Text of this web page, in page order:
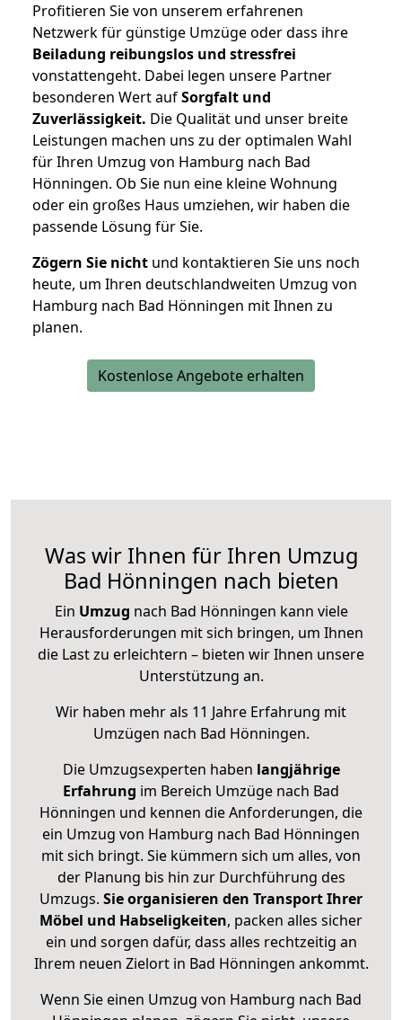
Profitieren Sie von unserem erfahrenen
Netzwerk für günstige Umzüge oder dass ihre
Beiladung reibungslos und stressfrei
vonstattengeht. Dabei legen unsere Partner
besonderen Wert aufSorgfalt und
Zuverlässigkeit. Die Qualität und unser breite
Leistungen machen uns zu der optimalen Wahl
für Ihren Umzug von Hamburg nach Bad
Hönningen. Ob Sie nun eine kleine Wohnung
oder ein großes Haus umziehen, wir haben die
passende Lösung für Sie.
Zögern Sie nicht und kontaktieren Sie uns noch
heute, um Ihren deutschlandweiten Umzug von
Hamburg nach Bad Hönningen mit Ihnen zu
planen.
Kostenlose Angebote erhalten
Was wir Ihnen für Ihren Umzug
Bad Hönningen nach bieten
Ein Umzug nach Bad Hönningen kann viele
Herausforderungen mit sich bringen, um Ihnen
die Last zu erleichtern – bieten wir Ihnen unsere
Unterstützung an.
Wir haben mehr als 11 Jahre Erfahrung mit
Umzügen nach Bad Hönningen.
Die Umzugsexperten haben langjährige
Erfahrung im Bereich Umzüge nach Bad
Hönningen und kennen die Anforderungen, die
ein Umzug von Hamburg nach Bad Hönningen
mit sich bringt. Sie kümmern sich um alles, von
der Planung bis hin zur Durchführung des
Umzugs. Sie organisieren den Transport Ihrer
Möbel und Habseligkeiten, packen alles sicher
ein und sorgen dafür, dass alles rechtzeitig an
Ihrem neuen Zielort in Bad Hönningen ankommt.
Wenn Sie einen Umzug von Hamburg nach Bad